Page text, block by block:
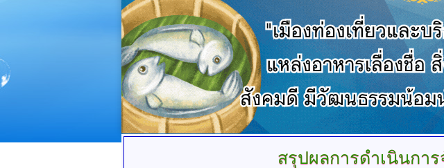
สรุปผลการดำเนินกา